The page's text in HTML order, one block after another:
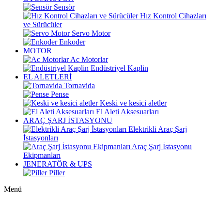
Sensör
Hız Kontrol Cihazları
ve Sürücüler
Servo Motor
Enkoder
MOTOR
Ac Motorlar
Endüstriyel Kaplin
EL ALETLERİ
Tornavida
Pense
Keski ve kesici aletler
El Aleti Aksesuarları
ARAÇ ŞARJ İSTASYONU
Elektrikli Araç Şarj
İstasyonları
Araç Şarj İstasyonu
Ekipmanları
JENERATÖR & UPS
Piller
Menü